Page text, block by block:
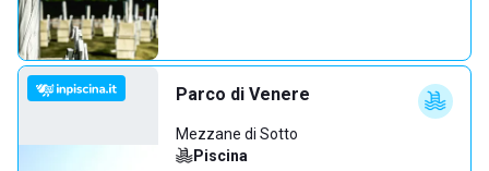
Parco di Venere
Mezzane di Sotto
Piscina